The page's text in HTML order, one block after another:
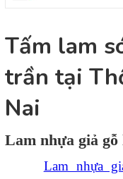
Tấm lam
trần tại
Nai
Lam nhựa giả gỗ
Lam nhựa